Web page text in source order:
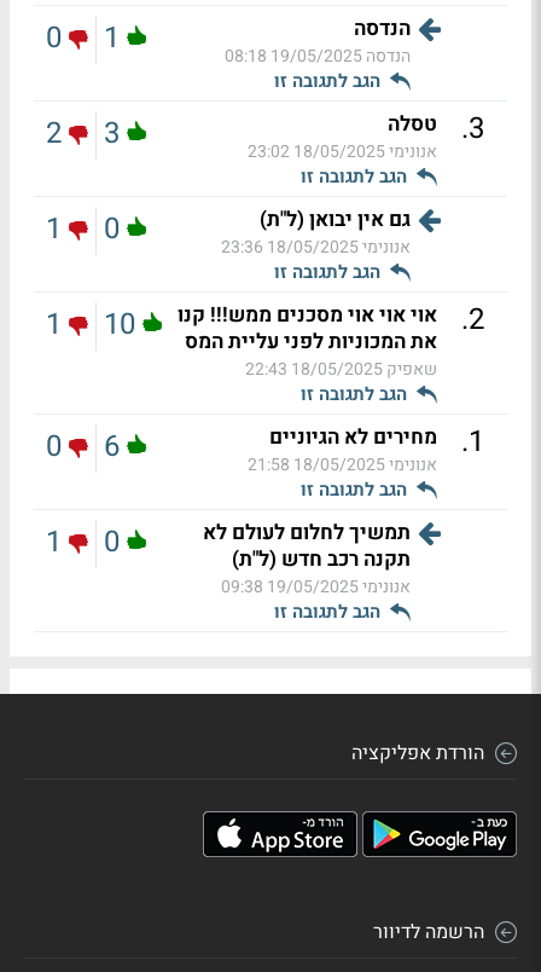
הנדסה
הנדסה19/05/2025 08:18
הגב לתגובה זו
1
0
3
. טסלה
אנונימי18/05/2025 23:02
הגב לתגובה זו
3
2
גם אין יבואן (ל"ת)
אנונימי18/05/2025 23:36
הגב לתגובה זו
0
1
2
.
אוי אוי אוי מסכנים ממש!!! קנו
את המכוניות לפני עליית המס
שאפיק18/05/2025 22:43
הגב לתגובה זו
10
1
1
. מחירים לא הגיוניים
אנונימי18/05/2025 21:58
הגב לתגובה זו
6
0
תמשיך לחלום לעולם לא
תקנה רכב חדש (ל"ת)
אנונימי19/05/2025 09:38
הגב לתגובה זו
0
1
הורדת אפליקציה
הרשמה לדיוור